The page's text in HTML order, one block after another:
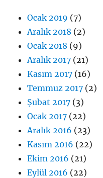
Ocak 2019 (7)
Aralık 2018 (2)
Ocak 2018 (9)
Aralık 2017 (21)
Kasım 2017 (16)
Temmuz 2017 (2)
Şubat 2017 (3)
Ocak 2017 (22)
Aralık 2016 (23)
Kasım 2016 (22)
Ekim 2016 (21)
Eylül 2016 (22)